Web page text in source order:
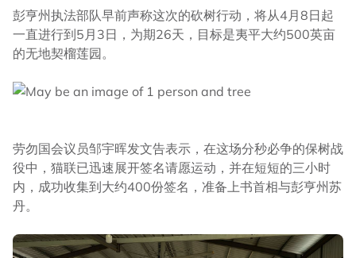
彭亨州执法部队早前声称这次的砍树行动，将从4月8日起
一直进行到5月3日，为期26天，目标是夷平大约500英亩
的无地契榴莲园。
劳勿国会议员邹宇晖发文告表示，在这场分秒必争的保树战
役中，猫联已迅速展开签名请愿运动，并在短短的三小时
内，成功收集到大约400份签名，准备上书首相与彭亨州苏
丹。